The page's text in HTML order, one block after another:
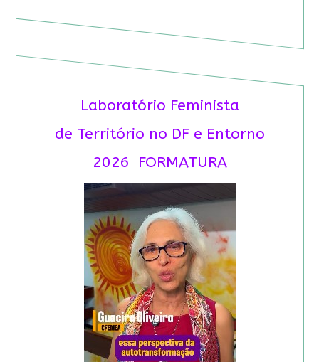
Laboratório Feminista
de Território no DF e Entorno
2026 FORMATURA